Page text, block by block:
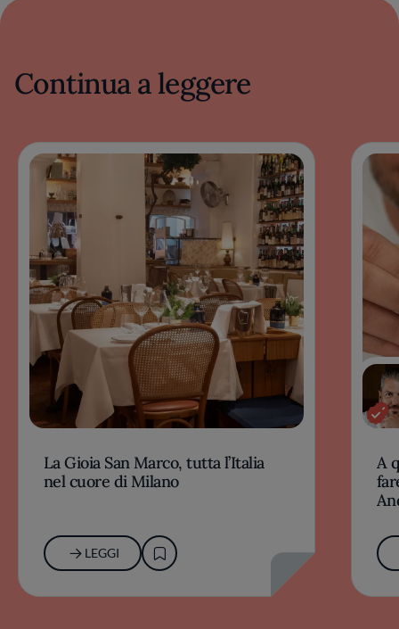
Continua a leggere
La Gioia San Marco, tutta l’Italia
nel cuore di Milano
LEGGI
A